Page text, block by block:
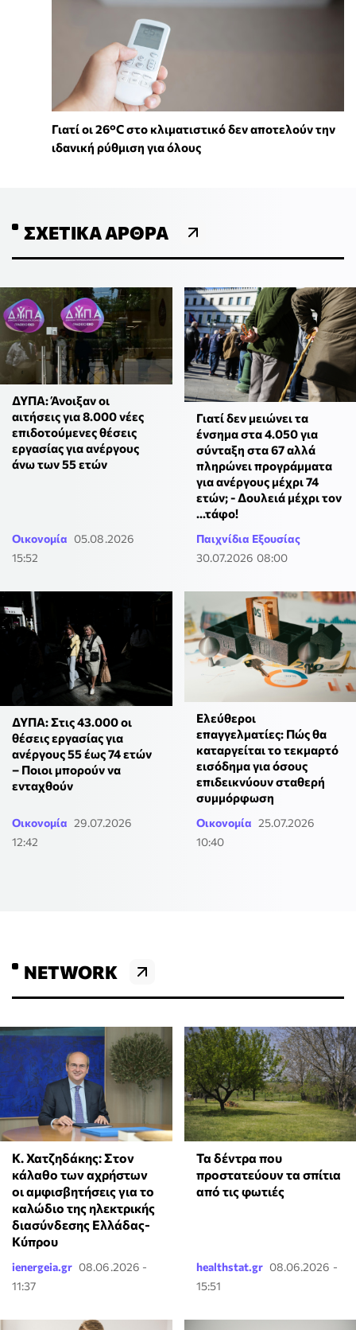
Γιατί οι 26°C στο κλιματιστικό δεν αποτελούν την
ιδανική ρύθμιση για όλους
ΣΧΕΤΙΚΆ ΆΡΘΡΑ
ΔΥΠΑ: Άνοιξαν οι
αιτήσεις για 8.000 νέες
επιδοτούμενες θέσεις
εργασίας για ανέργους
άνω των 55 ετών
Οικονομία 05.08.2026
15:52
Γιατί δεν μειώνει τα
ένσημα στα 4.050 για
σύνταξη στα 67 αλλά
πληρώνει προγράμματα
για ανέργους μέχρι 74
ετών; - Δουλειά μέχρι τον
...τάφο!
Παιχνίδια Εξουσίας
30.07.2026 08:00
ΔΥΠΑ: Στις 43.000 οι
θέσεις εργασίας για
ανέργους 55 έως 74 ετών
– Ποιοι μπορούν να
ενταχθούν
Οικονομία 29.07.2026
12:42
Ελεύθεροι
επαγγελματίες: Πώς θα
καταργείται το τεκμαρτό
εισόδημα για όσους
επιδεικνύουν σταθερή
συμμόρφωση
Οικονομία 25.07.2026
10:40
NETWORK
Κ. Χατζηδάκης: Στον
κάλαθο των αχρήστων
οι αμφισβητήσεις για το
καλώδιο της ηλεκτρικής
διασύνδεσης Ελλάδας-
Κύπρου
ienergeia.gr 08.06.2026 -
11:37
Τα δέντρα που
προστατεύουν τα σπίτια
από τις φωτιές
healthstat.gr 08.06.2026 -
15:51